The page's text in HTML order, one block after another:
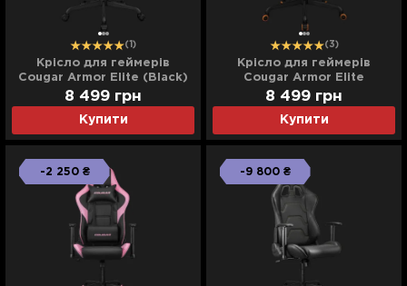
(1)
Крісло для геймерів
Cougar Armor Elite (Black)
Купити
8 499 грн
(3)
Крісло для геймерів
Cougar Armor Elite
(Orange/Black)
Купити
8 499 грн
-2 250 ₴ -9 800 ₴